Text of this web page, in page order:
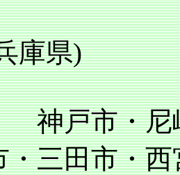
)
尼崎市・
・三田市・